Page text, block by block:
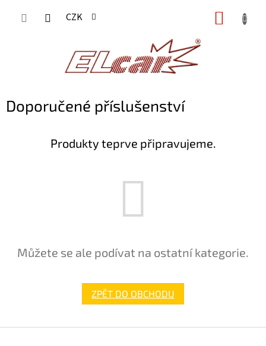
CZK
Doporučené příslušenství
Produkty teprve připravujeme.
Můžete se ale podívat na ostatní kategorie.
ZPĚT DO OBCHODU